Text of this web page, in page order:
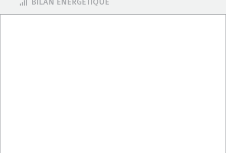
BILAN ENERGETIQUE